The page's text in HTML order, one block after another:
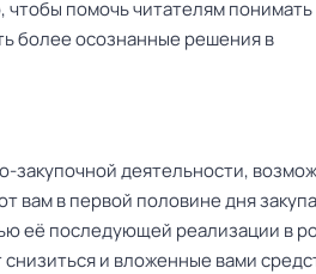
чтобы помочь читателям понимать
более осознанные решения в
закупочной деятельности,
вам в первой половине дня
её последующей реализации в
и вложенные вами